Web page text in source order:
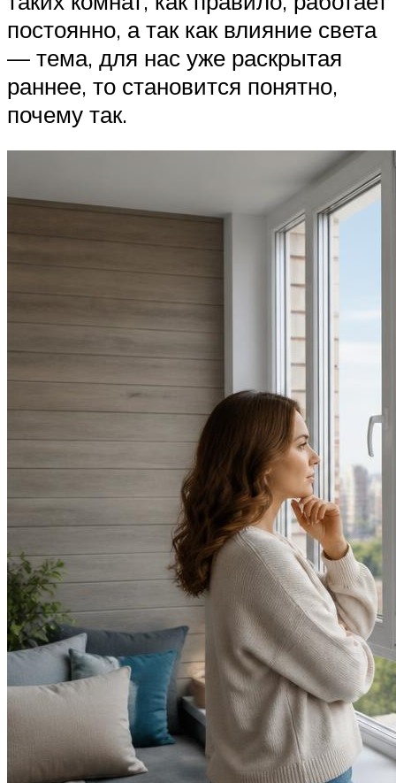
постоянно, а так как влияние света
— тема, для нас уже раскрытая
раннее, то становится понятно,
почему так.